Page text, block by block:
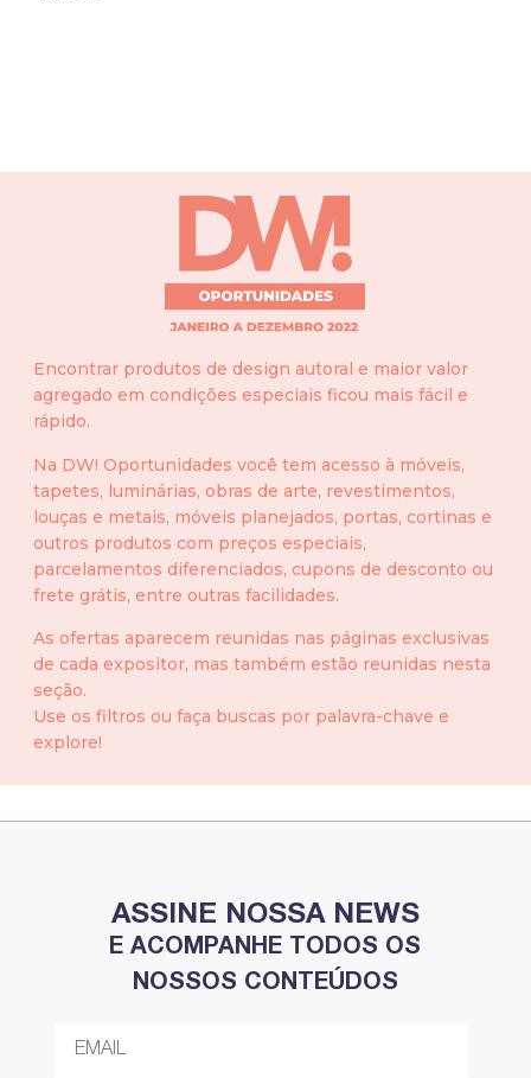
Encontrar produtos de design autoral e maior valor
agregado em condições especiais ficou mais fácil e
rápido.
Na DW! Oportunidades você tem acesso à móveis,
tapetes, luminárias, obras de arte, revestimentos,
louças e metais, móveis planejados, portas, cortinas e
outros produtos com preços especiais,
parcelamentos diferenciados, cupons de desconto ou
frete grátis, entre outras facilidades.
As ofertas aparecem reunidas nas páginas exclusivas
de cada expositor, mas também estão reunidas nesta
seção.
Use os filtros ou faça buscas por palavra-chave e
explore!
ASSINE NOSSA NEWS
E ACOMPANHE TODOS OS
NOSSOS CONTEÚDOS